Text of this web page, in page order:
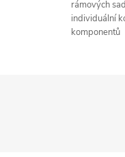
rámových
individuální
komponentů